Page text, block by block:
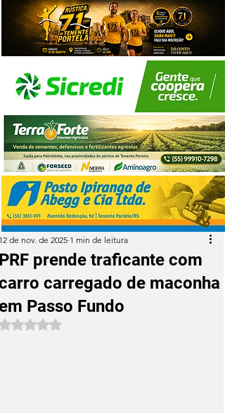
prende traficante com
carregado de maconha
Passo Fundo
de nov. de 2025 1 min de leitura
Avaliado com NaN de 5 estrelas.